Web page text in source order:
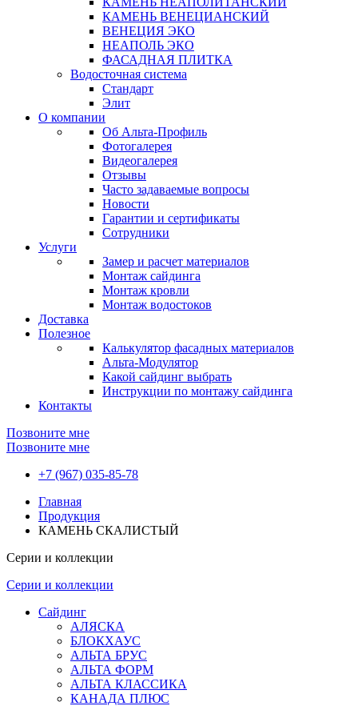
КАМЕНЬ ВЕНЕЦИАНСКИЙ
ВЕНЕЦИЯ ЭКО
НЕАПОЛЬ ЭКО
ФАСАДНАЯ ПЛИТКА
Водосточная система
Стандарт
Элит
О компании
Об Альта-Профиль
Фотогалерея
Видеогалерея
Отзывы
Часто задаваемые вопросы
Новости
Гарантии и сертификаты
Сотрудники
Услуги
Замер и расчет материалов
Монтаж сайдинга
Монтаж кровли
Монтаж водостоков
Доставка
Полезное
Калькулятор фасадных материалов
Альта-Модулятор
Какой сайдинг выбрать
Инструкции по монтажу сайдинга
Контакты
Позвоните мне
Позвоните мне
+7 (967) 035-85-78
Главная
Продукция
КАМЕНЬ СКАЛИСТЫЙ
Серии и коллекции
Серии и коллекции
Сайдинг
АЛЯСКА
БЛОКХАУС
АЛЬТА БРУС
АЛЬТА ФОРМ
АЛЬТА КЛАССИКА
КАНАДА ПЛЮС